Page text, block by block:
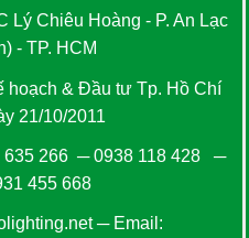
Chiêu Hoàng - P. An Lạc
- TP. HCM
hoạch & Đầu tư Tp. Hồ Chí
21/10/2011
635 266─0938 118 428─
455 668
─ Email: